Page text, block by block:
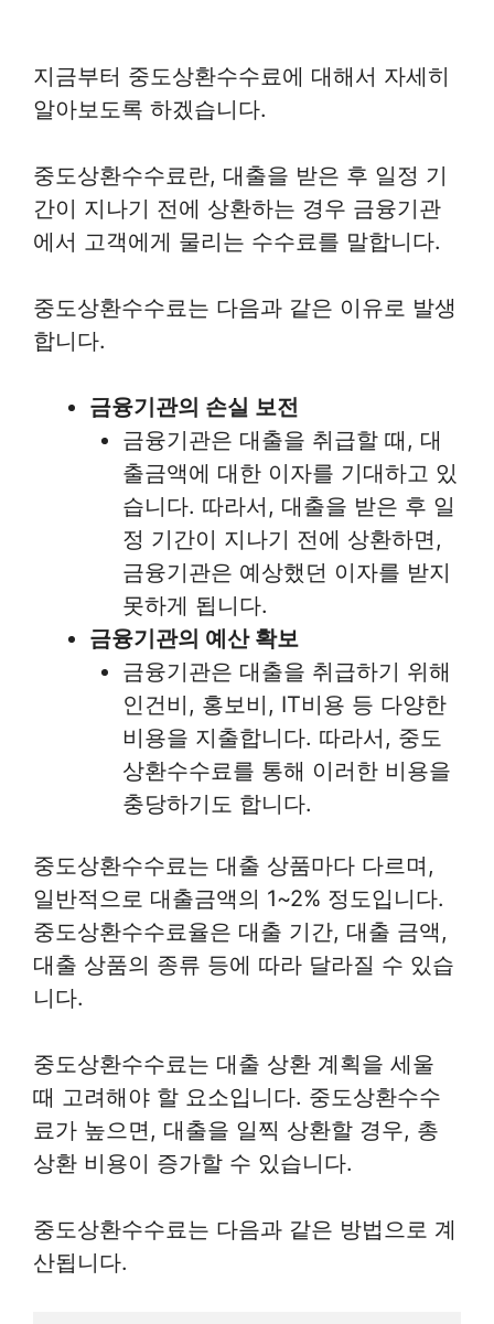
지금부터 중도상환수수료에 대해서 자세히
알아보도록 하겠습니다.
중도상환수수료란, 대출을 받은 후 일정 기
간이 지나기 전에 상환하는 경우 금융기관
에서 고객에게 물리는 수수료를 말합니다.
중도상환수수료는 다음과 같은 이유로 발생
합니다.
금융기관의 손실 보전
금융기관은 대출을 취급할 때, 대
출금액에 대한 이자를 기대하고 있
습니다. 따라서, 대출을 받은 후 일
정 기간이 지나기 전에 상환하면,
금융기관은 예상했던 이자를 받지
못하게 됩니다.
금융기관의 예산 확보
금융기관은 대출을 취급하기 위해
인건비, 홍보비, IT비용 등 다양한
비용을 지출합니다. 따라서, 중도
상환수수료를 통해 이러한 비용을
충당하기도 합니다.
중도상환수수료는 대출 상품마다 다르며,
일반적으로 대출금액의 1~2% 정도입니다.
중도상환수수료율은 대출 기간, 대출 금액,
대출 상품의 종류 등에 따라 달라질 수 있습
니다.
중도상환수수료는 대출 상환 계획을 세울
때 고려해야 할 요소입니다. 중도상환수수
료가 높으면, 대출을 일찍 상환할 경우, 총
상환 비용이 증가할 수 있습니다.
중도상환수수료는 다음과 같은 방법으로 계
산됩니다.